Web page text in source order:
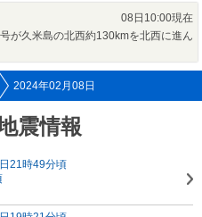
08日10:00現在
が久米島の北西約130kmを北西に進ん
2024年02月08日
震情報
21時49分頃